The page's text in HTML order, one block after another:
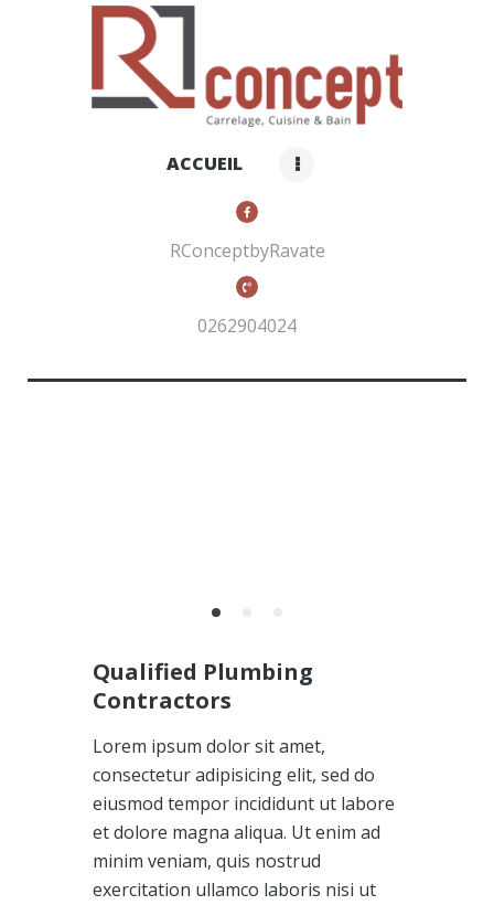
ACCUEIL
RConceptbyRavate
0262904024
RCONCEPT BY RAVATE
Carrelage, cuisines et bain
ACCUEIL
QUI SOMMES-NOUS ?
Qualified Plumbing
Contractors
Lorem ipsum dolor sit amet,
consectetur adipisicing elit, sed do
eiusmod tempor incididunt ut labore
et dolore magna aliqua. Ut enim ad
minim veniam, quis nostrud
exercitation ullamco laboris nisi ut